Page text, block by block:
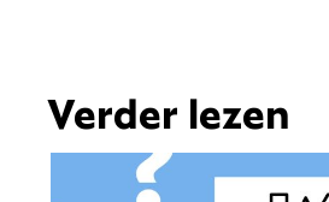
Verder lezen